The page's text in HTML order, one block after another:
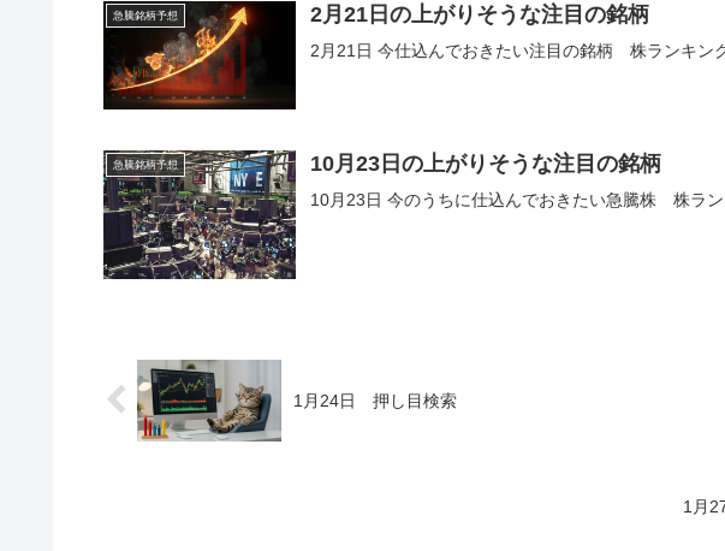
急騰銘柄予想 2月21日の上がりそうな注目の銘柄
2月21日 今仕込んでおきたい注目の銘柄 株ランキン
急騰銘柄予想 10月23日の上がりそうな注目の銘柄
10月23日 今のうちに仕込んでおきたい急騰株 株ラ
1月24日 押し目検索
1月